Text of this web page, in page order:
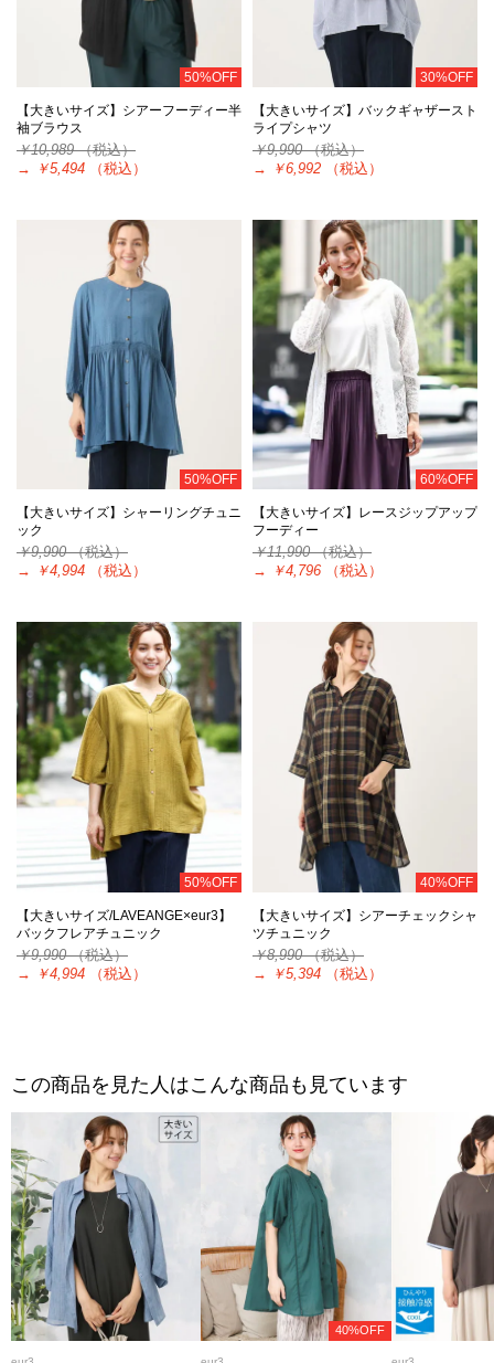
50%OFF
【大きいサイズ】シアーフーディー半
袖ブラウス
￥10,989（税込）
→
￥5,494 （税込）
30%OFF
【大きいサイズ】バックギャザースト
ライプシャツ
￥9,990（税込）
→
￥6,992 （税込）
50%OFF
【大きいサイズ】シャーリングチュニ
ック
￥9,990（税込）
→
￥4,994 （税込）
60%OFF
【大きいサイズ】レースジップアップ
フーディー
￥11,990（税込）
→
￥4,796 （税込）
50%OFF
【大きいサイズ/LAVEANGE×eur3】
バックフレアチュニック
￥9,990（税込）
→
￥4,994 （税込）
40%OFF
【大きいサイズ】シアーチェックシャ
ツチュニック
￥8,990（税込）
→
￥5,394 （税込）
この商品を見た人はこんな商品も見ています
40%OFF